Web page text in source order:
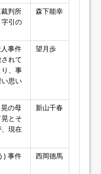
判所
引の
森下能幸
事件
れて
、事
思い
望月歩
の母
とそ
現在
新山千春
) 事件
西岡德馬